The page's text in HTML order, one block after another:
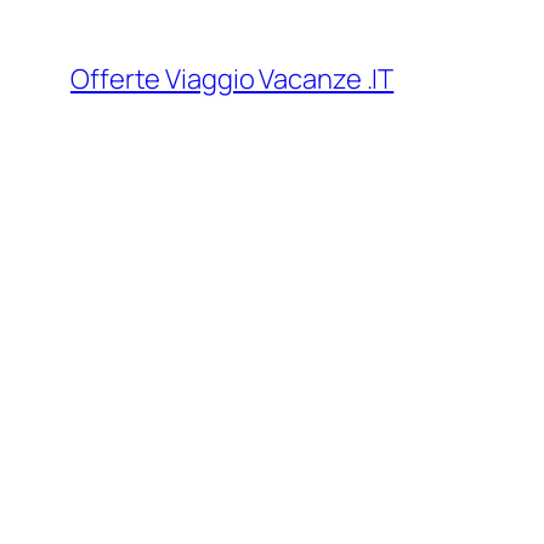
contenuto
Offerte Viaggio Vacanze .IT